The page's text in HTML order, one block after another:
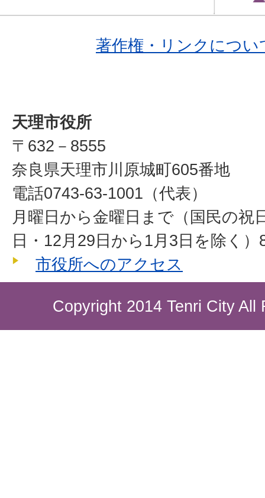
著作権・リンクについ
天理市役所
〒632－8555
奈良県天理市川原城町605番地
電話0743-63-1001（代表）
月曜日から金曜日まで（国民の祝
日・12月29日から1月3日を除く
市役所へのアクセス
Copyright 2014 Tenri City All